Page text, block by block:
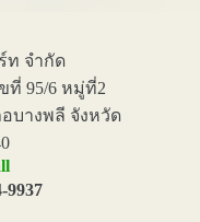
ท จำกัด
ที่ 95/6 หมู่ที่2
บางพลี จังหวัด
9937